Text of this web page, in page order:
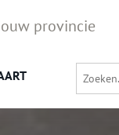
provincie